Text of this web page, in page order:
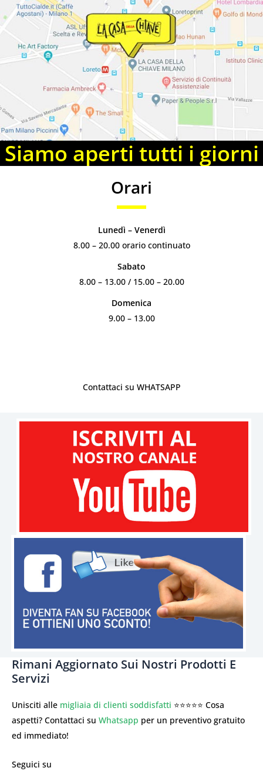
Siamo aperti tutti i giorni
Orari
Lunedì – Venerdì
8.00 – 20.00 orario continuato
Sabato
8.00 – 13.00 / 15.00 – 20.00
Domenica
9.00 – 13.00
Contattaci su WHATSAPP
Rimani Aggiornato Sui Nostri Prodotti E
Servizi
Unisciti alle migliaia di clienti soddisfatti ⭐⭐⭐⭐⭐ Cosa
aspetti? Contattaci su Whatsapp per un preventivo gratuito
ed immediato!
Seguici su